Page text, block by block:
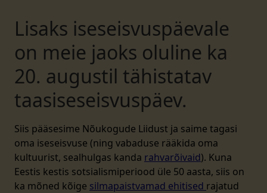
Lisaks iseseisvuspäevale
on meie jaoks oluline ka
20. augustil tähistatav
taasiseseisvuspäev.
Siis pääsesime Nõukogude Liidust ja saime tagasi
oma iseseisvuse (ning vabaduse rääkida oma
kultuurist, sealhulgas kanda rahvarõivaid). Kuna
Eestis kestis sotsialismiperiood üle 50 aasta, siis on
ka mõned kõige silmapaistvamad ehitised rajatud